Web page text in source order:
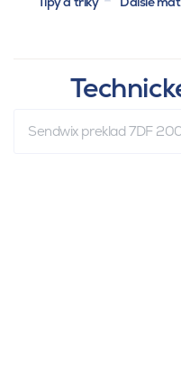
Sendwix preklad 7DF